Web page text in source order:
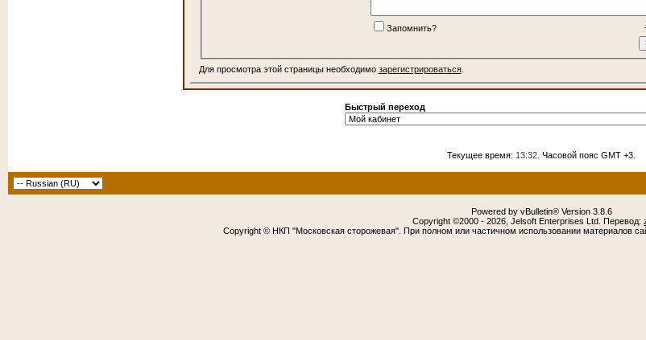
Запомнить?
Для просмотра этой страницы необходимо зарегистрироваться.
Быстрый переход
Текущее время: 13:32 . Часовой пояс GMT +3.
Powered by vBulletin® Version 3.8.6
Copyright ©2000 - 2026, Jelsoft Enterprises Ltd. Перевод:
Copyright © НКП "Московская сторожевая". При полном или частичном использовании материалов